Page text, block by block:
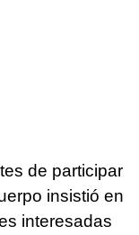
de participar
insistió en
interesadas